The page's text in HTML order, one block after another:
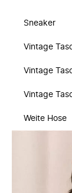
Sneaker
Vintage
Vintage
Vintage
Weite Hose